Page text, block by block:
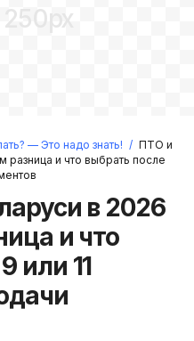
— Это надо знать! / ПТО и
и что выбрать после
в 2026
и что
или 11